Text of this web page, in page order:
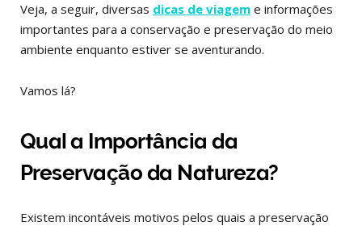
Veja, a seguir, diversas dicas de viagem e informações
importantes para a conservação e preservação do meio
ambiente enquanto estiver se aventurando.
Vamos lá?
Qual a Importância da
Preservação da Natureza?
Existem incontáveis motivos pelos quais a preservação